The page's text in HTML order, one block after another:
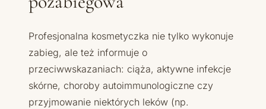
Profesjonalna kosmetyczka nie tylko wykonuje
zabieg, ale też informuje o
przeciwwskazaniach: ciąża, aktywne infekcje
skórne, choroby autoimmunologiczne czy
przyjmowanie niektórych leków (np.